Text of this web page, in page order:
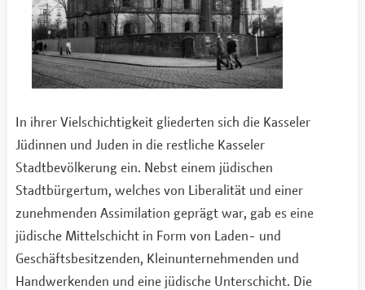
In ihrer Vielschichtigkeit gliederten sich die Kasseler
Jüdinnen und Juden in die restliche Kasseler
Stadtbevölkerung ein. Nebst einem jüdischen
Stadtbürgertum, welches von Liberalität und einer
zunehmenden Assimilation geprägt war, gab es eine
jüdische Mittelschicht in Form von Laden- und
Geschäftsbesitzenden, Kleinunternehmenden und
Handwerkenden und eine jüdische Unterschicht. Die